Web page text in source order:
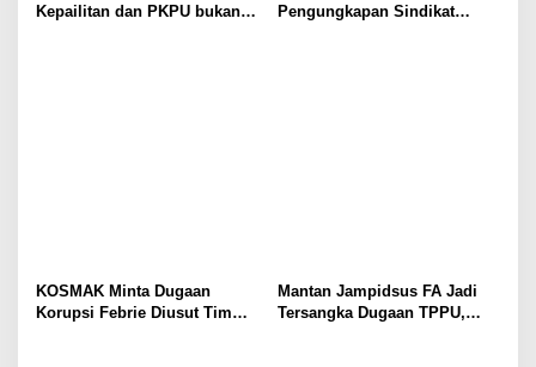
Kepailitan dan PKPU bukan
Pengungkapan Sindikat
KOSMAK Minta Dugaan
Korupsi Febrie Diusut Tim
Mantan Jampidsus FA Jadi
Tersangka Dugaan TPPU,